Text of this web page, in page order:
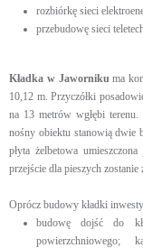
rozbiórkę sieci
przebudowę sieci
Kładka w Jaworniku ma
10,12 m. Przyczółki
na 13 metrów wgłębi
nośny obiektu stanowią dwie
płyta żelbetowa
przejście dla pieszych
Oprócz budowy kładki
budowę dojść do